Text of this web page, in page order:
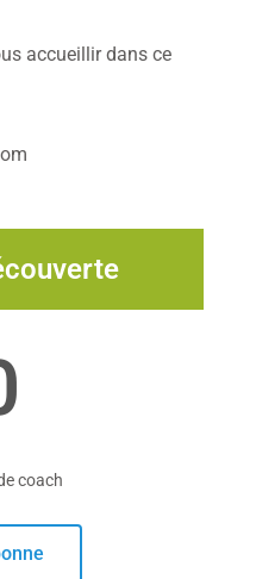
accueillir dans ce
coach